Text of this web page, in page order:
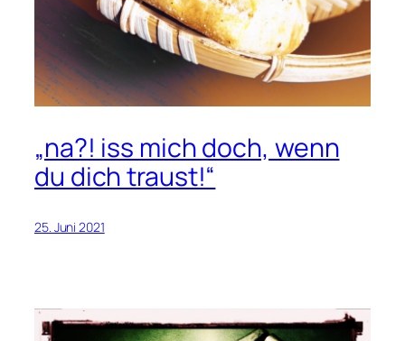
„na?! iss mich doch, wenn
du dich traust!“
25. Juni 2021